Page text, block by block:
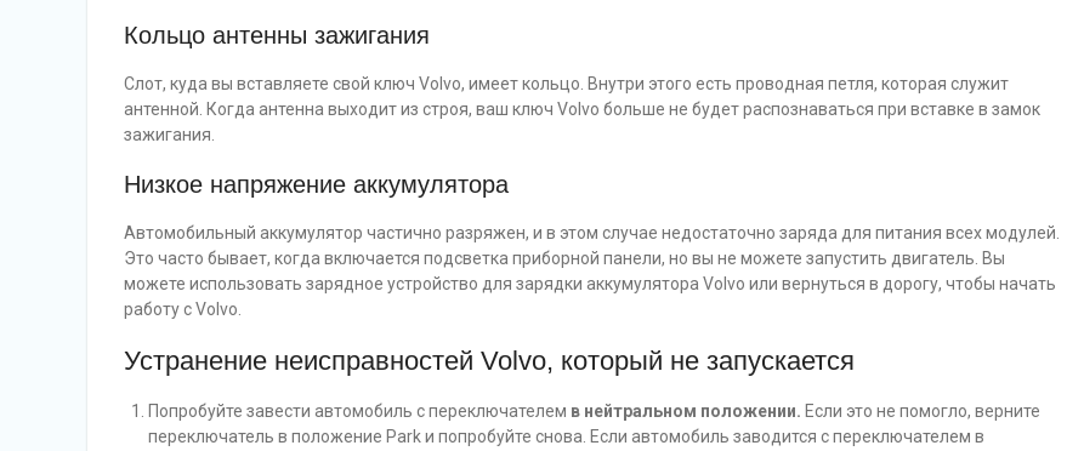
Кольцо антенны зажигания
Слот, куда вы вставляете свой ключ Volvo, имеет кольцо. Внутри этого есть проводная петля, которая служит
антенной. Когда антенна выходит из строя, ваш ключ Volvo больше не будет распознаваться при вставке в замок
зажигания.
Низкое напряжение аккумулятора
Автомобильный аккумулятор частично разряжен, и в этом случае недостаточно заряда для питания всех модулей.
Это часто бывает, когда включается подсветка приборной панели, но вы не можете запустить двигатель. Вы
можете использовать зарядное устройство для зарядки аккумулятора Volvo или вернуться в дорогу, чтобы начать
работу с Volvo.
Устранение неисправностей Volvo, который не запускается
Попробуйте завести автомобиль с переключателем в нейтральном положении. Если это не помогло, верните
переключатель в положение Park и попробуйте снова. Если автомобиль заводится с переключателем в